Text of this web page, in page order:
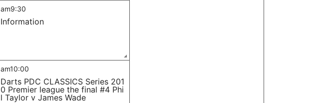
am9:30
Information
am10:00
Darts PDC CLASSICS Series 201
0 Premier league the final #4 Phi
l Taylor v James Wade